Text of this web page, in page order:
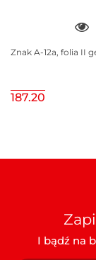
Znak A-12a, folia II
187.20
I bądź na